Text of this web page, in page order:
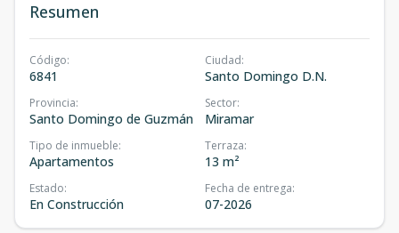
Resumen
Código:
6841
Ciudad:
Santo Domingo D.N.
Provincia:
Santo Domingo de Guzmán
Sector:
Miramar
Tipo de inmueble:
Apartamentos
Terraza:
13 m²
Estado:
En Construcción
Fecha de entrega:
07-2026